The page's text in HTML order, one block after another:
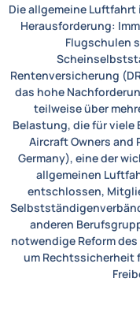
Die allgemeine
Herausforderung:
Flugschulen
Rentenversicherung
das hohe
teilweise über
Belastung, die für
Aircraft Owners and
Germany), eine der
allgemeinen
entschlossen,
anderen
notwendige Reform
um Rechtssicherheit